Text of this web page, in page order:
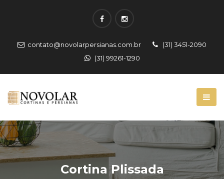
contato@novolarpersianas.com.br
(31) 3451-2090
(31) 99261-1290
Cortina Plissada